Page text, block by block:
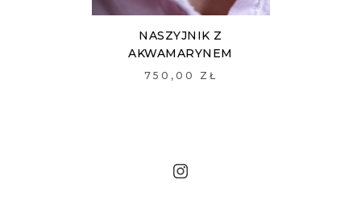
NASZYJNIK Z
AKWAMARYNEM
750,00 ZŁ